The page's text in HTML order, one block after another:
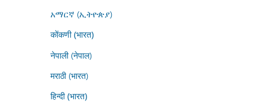
አማርኛ (ኢትዮጵያ)
कोंकणी (भारत)
नेपाली (नेपाल)
मराठी (भारत)
हिन्दी (भारत)